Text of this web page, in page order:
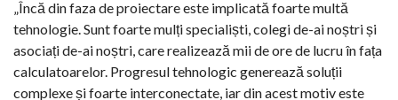
„Încă din faza de proiectare este implicată foarte multă
tehnologie. Sunt foarte mulți specialiști, colegi de-ai noștri și
asociați de-ai noștri, care realizează mii de ore de lucru în fața
calculatoarelor. Progresul tehnologic generează soluții
complexe și foarte interconectate, iar din acest motiv este